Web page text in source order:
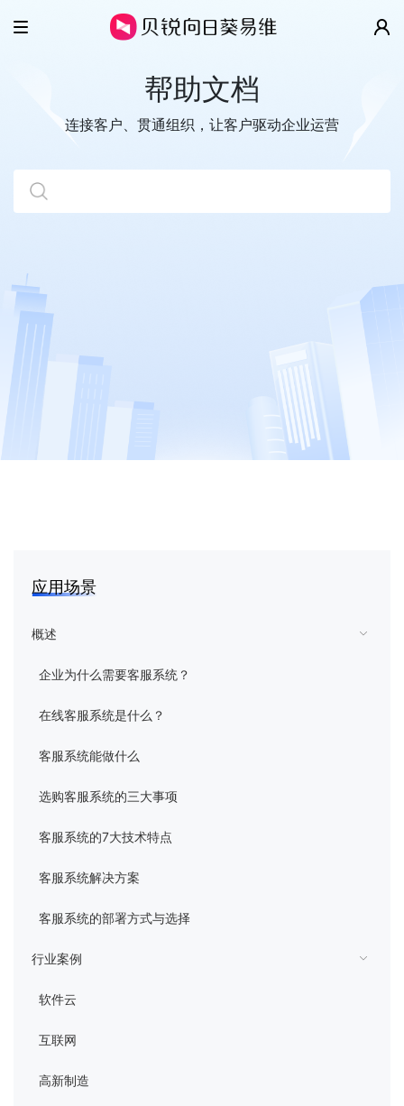
智慧工单
云客服
全渠道
超级看板
开放平台
IT/SSC服务台
售后维保
客户案例
价格
视频演示
关于我们
向日葵易维
域名
智能硬件
企业定制
客户服务
帮助文档
连接客户、贯通组织，让客户驱动企业运营
应用场景
概述
企业为什么需要客服系统？
在线客服系统是什么？
客服系统能做什么
选购客服系统的三大事项
客服系统的7大技术特点
客服系统解决方案
客服系统的部署方式与选择
行业案例
软件云
互联网
高新制造